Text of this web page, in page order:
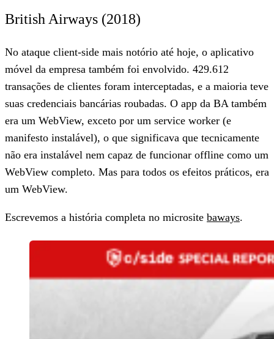
British Airways (2018)
No ataque client-side mais notório até hoje, o aplicativo
móvel da empresa também foi envolvido. 429.612
transações de clientes foram interceptadas, e a maioria teve
suas credenciais bancárias roubadas. O app da BA também
era um WebView, exceto por um service worker (e
manifesto instalável), o que significava que tecnicamente
não era instalável nem capaz de funcionar offline como um
WebView completo. Mas para todos os efeitos práticos, era
um WebView.
Escrevemos a história completa no microsite baways.